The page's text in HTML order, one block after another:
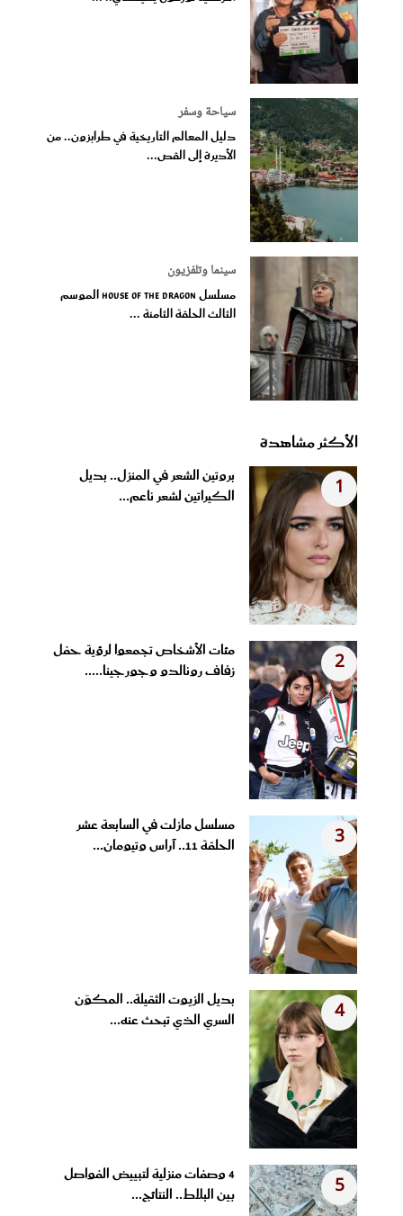
سياحة وسفر
دليل المعالم التاريخية في طرابزون.. من
الأديرة إلى القص...
سينما وتلفزيون
مسلسل House of the Dragon الموسم
الثالث الحلقة الثامنة ...
الأكثر مشاهدة
1
بروتين الشعر في المنزل.. بديل
الكيراتين لشعر ناعم...
2
مئات الأشخاص تجمعوا لرؤية حفل
زفاف رونالدو وجورجينا.....
3
مسلسل مازلت في السابعة عشر
الحلقة 11.. آراس وتيومان...
4
بديل الزيوت الثقيلة.. المكوّن
السري الذي تبحث عنه...
5
4 وصفات منزلية لتبييض الفواصل
بين البلاط.. النتائج...